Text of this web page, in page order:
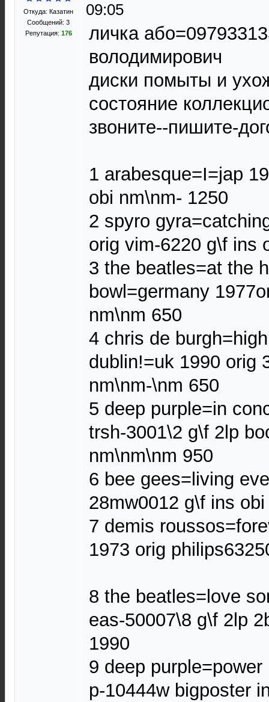
Откуда: Казатин
Сообщений: 3
Репутация: 176
09:05
личка
володимирович
диски помыты и
состояние
звоните--пишите-
1 arabesque=I=jap
obi nm\nm- 1250
2 spyro
orig vim-6220 g\f ins
3 the beatles=at the
bowl=germany
nm\nm 650
4 chris de
dublin!=uk 1990 orig
nm\nm-\nm 650
5 deep purple=in
trsh-3001\2 g\f 2lp
nm\nm\nm 950
6 bee gees=living
28mw0012 g\f ins
7 demis
1973 orig
8 the beatles=love
eas-50007\8 g\f 2lp
1990
9 deep
p-10444w bigposter